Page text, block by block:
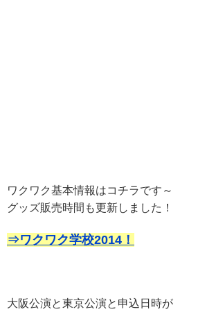
ワクワク基本情報はコチラです～
グッズ販売時間も更新しました！
⇒ワクワク学校2014！
大阪公演と東京公演と申込日時が